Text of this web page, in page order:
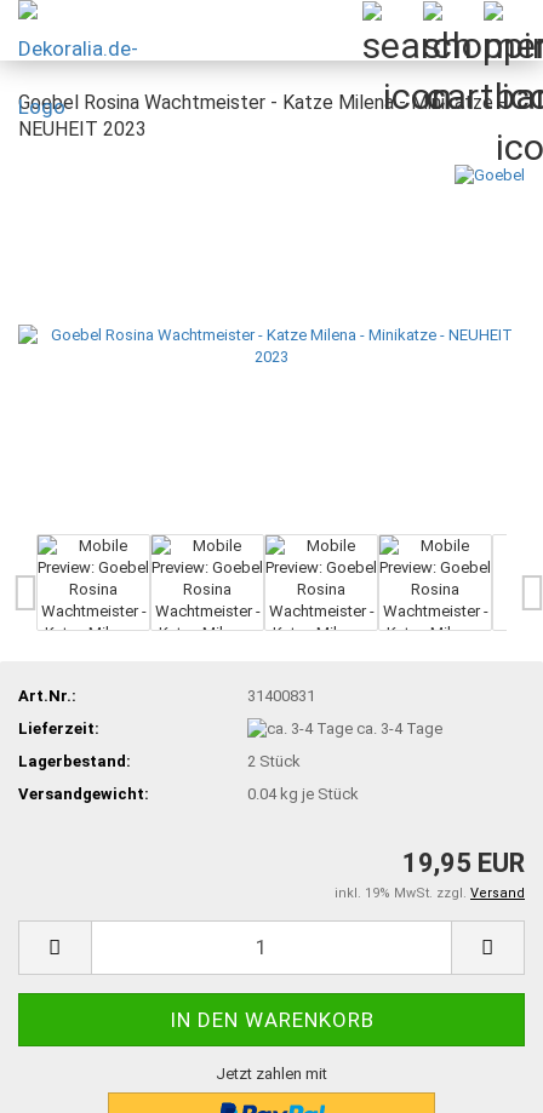
Goebel Rosina Wachtmeister - Katze Milena - Minikatze -
NEUHEIT 2023
Art.Nr.:
31400831
Lieferzeit:
ca. 3-4 Tage
Lagerbestand:
2 Stück
Versandgewicht:
0.04kg je Stück
19,95 EUR
inkl. 19% MwSt. zzgl. Versand
Jetzt zahlen mit